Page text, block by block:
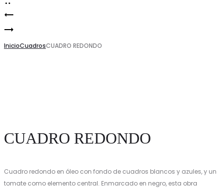
Product
navigation
Óleo
CUADRO
REDONDO
InicioCuadrosCUADRO REDONDO
CUADRO REDONDO
Cuadro redondo en óleo con fondo de cuadros blancos y azules, y un
tomate como elemento central. Enmarcado en negro, esta obra